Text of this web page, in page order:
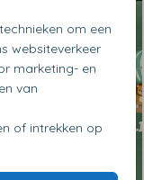
om een
websiteverkeer
marketing- en
van
of intrekken op